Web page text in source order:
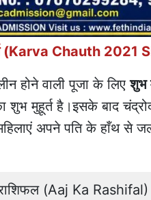
(Karva Chauth 2021
होने वाली पूजा के लिएशुभ
मुहूर्त है।इसके बाद
अपने पति के हाँथ से
(Aaj Ka Rashifal)